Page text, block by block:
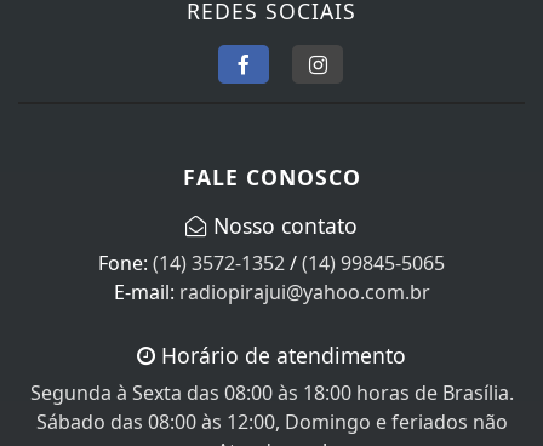
(14) 3572-1352/(14) 99845-5065
E-mail:radiopirajui@yahoo.com.br
Segunda à Sexta das 08:00 às 18:00 horas de Brasília.
Sábado das 08:00 às 12:00, Domingo e feriados não
Atendemos!